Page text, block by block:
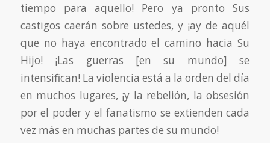
tiempo para aquello! Pero ya pronto Sus
castigos caerán sobre ustedes, y ¡ay de aquél
que no haya encontrado el camino hacia Su
Hijo! ¡Las guerras [en su mundo] se
intensifican! La violencia está a la orden del día
en muchos lugares, ¡y la rebelión, la obsesión
por el poder y el fanatismo se extienden cada
vez más en muchas partes de su mundo!